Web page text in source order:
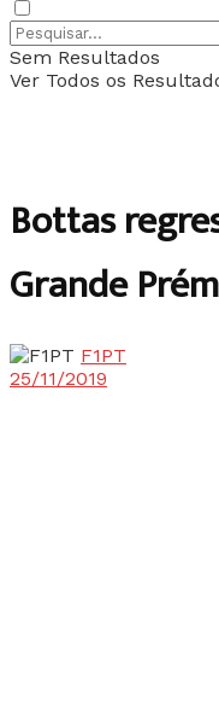
Sem Resultados
Ver Todos os
Bottas
Grande
F1PT
25/11/2019